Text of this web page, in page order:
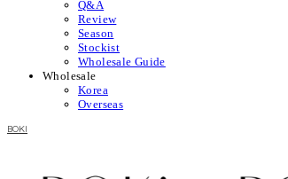
Q&A
Review
Season
Stockist
Wholesale Guide
Wholesale
Korea
Overseas
BOKI